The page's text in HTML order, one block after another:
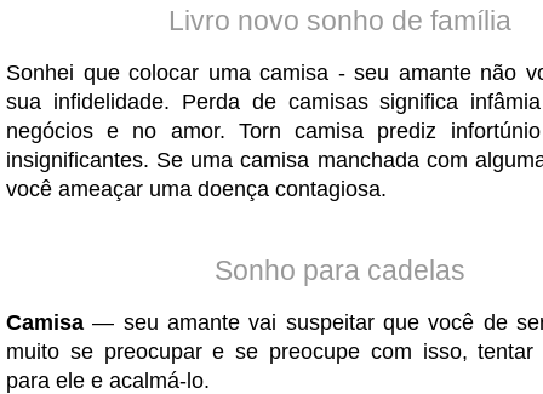
Livro novo sonho de família
Sonhei que colocar uma camisa - seu amante não
sua infidelidade. Perda de camisas significa
negócios e no amor. Torn camisa prediz
insignificantes. Se uma camisa manchada com
você ameaçar uma doença contagiosa.
Sonho para cadelas
Camisa — seu amante vai suspeitar que você de
muito se preocupar e se preocupe com isso, tentar
para ele e acalmá-lo.